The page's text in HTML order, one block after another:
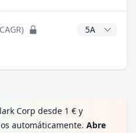
Años CAGR
Corp desde 1 € y
automáticamente. Abre